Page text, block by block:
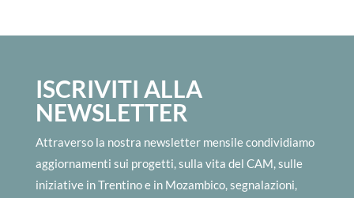
ISCRIVITI ALLA
NEWSLETTER
Attraverso la nostra newsletter mensile condividiamo
aggiornamenti sui progetti, sulla vita del CAM, sulle
iniziative in Trentino e in Mozambico, segnalazioni,